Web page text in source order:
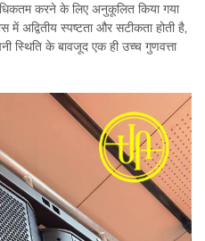
करने के लिए अनुकूलित किया गया
में अद्वितीय स्पष्टता और सटीकता होती है,
स्थिति के बावजूद एक ही उच्च गुणवत्ता